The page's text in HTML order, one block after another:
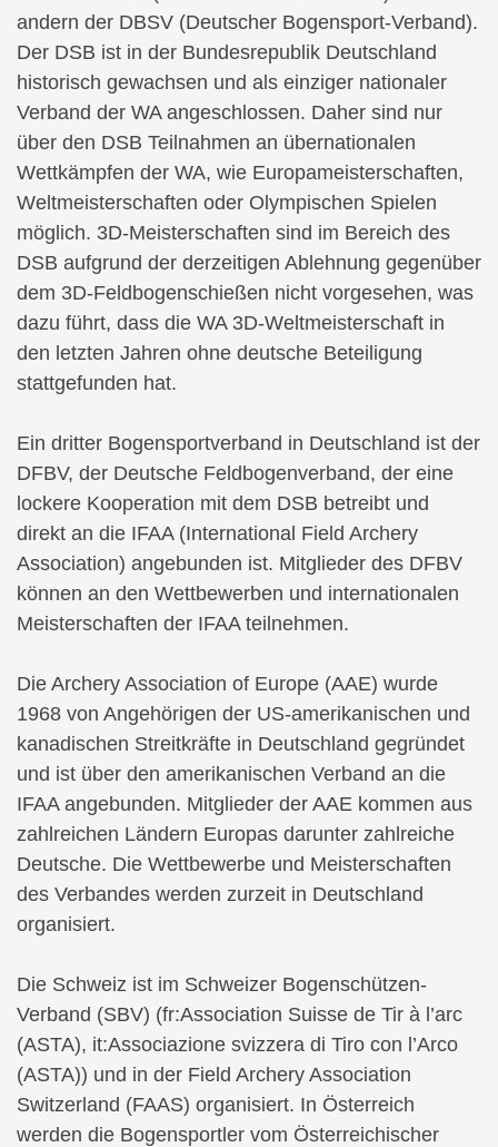
andern der DBSV (Deutscher Bogensport-Verband).
Der DSB ist in der Bundesrepublik Deutschland
historisch gewachsen und als einziger nationaler
Verband der WA angeschlossen. Daher sind nur
über den DSB Teilnahmen an übernationalen
Wettkämpfen der WA, wie Europameisterschaften,
Weltmeisterschaften oder Olympischen Spielen
möglich. 3D-Meisterschaften sind im Bereich des
DSB aufgrund der derzeitigen Ablehnung gegenüber
dem 3D-Feldbogenschießen nicht vorgesehen, was
dazu führt, dass die WA 3D-Weltmeisterschaft in
den letzten Jahren ohne deutsche Beteiligung
stattgefunden hat.
Ein dritter Bogensportverband in Deutschland ist der
DFBV, der Deutsche Feldbogenverband, der eine
lockere Kooperation mit dem DSB betreibt und
direkt an die IFAA (International Field Archery
Association) angebunden ist. Mitglieder des DFBV
können an den Wettbewerben und internationalen
Meisterschaften der IFAA teilnehmen.
Die Archery Association of Europe (AAE) wurde
1968 von Angehörigen der US-amerikanischen und
kanadischen Streitkräfte in Deutschland gegründet
und ist über den amerikanischen Verband an die
IFAA angebunden. Mitglieder der AAE kommen aus
zahlreichen Ländern Europas darunter zahlreiche
Deutsche. Die Wettbewerbe und Meisterschaften
des Verbandes werden zurzeit in Deutschland
organisiert.
Die Schweiz ist im Schweizer Bogenschützen-
Verband (SBV) (fr:Association Suisse de Tir à l’arc
(ASTA), it:Associazione svizzera di Tiro con l’Arco
(ASTA)) und in der Field Archery Association
Switzerland (FAAS) organisiert. In Österreich
werden die Bogensportler vom Österreichischer